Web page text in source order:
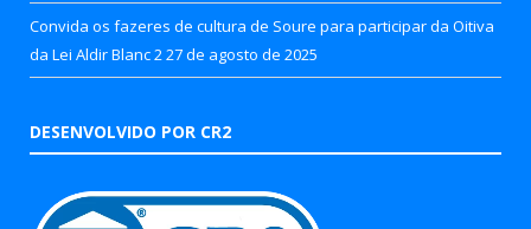
Convida os fazeres de cultura de Soure para participar da Oitiva
da Lei Aldir Blanc 2 27 de agosto de 2025
DESENVOLVIDO POR CR2